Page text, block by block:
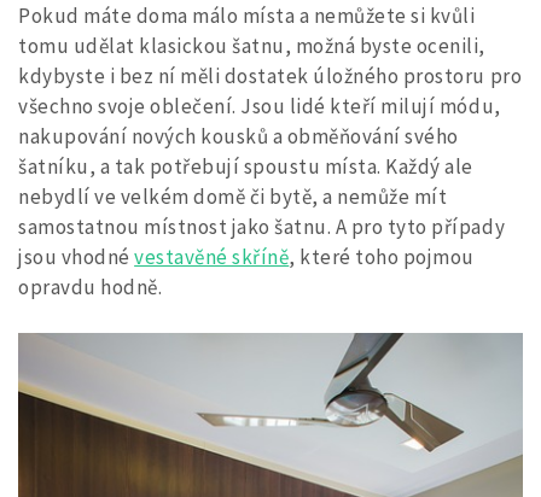
Pokud máte doma málo místa a nemůžete si kvůli
tomu udělat klasickou šatnu, možná byste ocenili,
kdybyste i bez ní měli dostatek úložného prostoru pro
všechno svoje oblečení. Jsou lidé kteří milují módu,
nakupování nových kousků a obměňování svého
šatníku, a tak potřebují spoustu místa. Každý ale
nebydlí ve velkém domě či bytě, a nemůže mít
samostatnou místnost jako šatnu. A pro tyto případy
jsou vhodnévestavěné skříně, které toho pojmou
opravdu hodně.